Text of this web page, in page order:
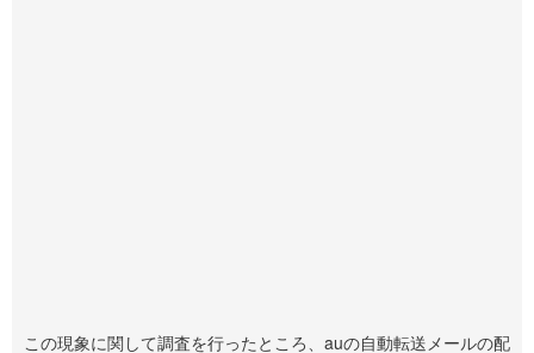
この現象に関して調査を行ったところ、auの自動転送メールの配